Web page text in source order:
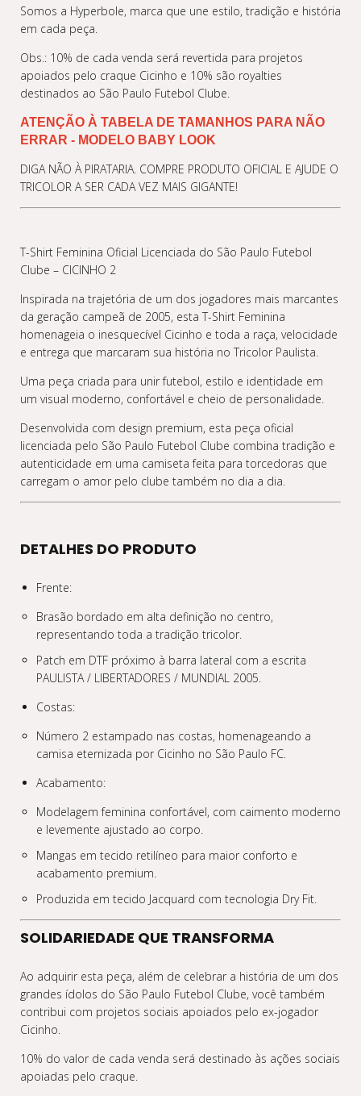
Somos a Hyperbole, marca que une estilo, tradição e história
em cada peça.
Obs.: 10% de cada venda será revertida para projetos
apoiados pelo craque Cicinho e 10% são royalties
destinados ao São Paulo Futebol Clube.
ATENÇÃO À TABELA DE TAMANHOS PARA NÃO
ERRAR - MODELO BABY LOOK
DIGA NÃO À PIRATARIA. COMPRE PRODUTO OFICIAL E AJUDE O
TRICOLOR A SER CADA VEZ MAIS GIGANTE!
T-Shirt Feminina Oficial Licenciada do São Paulo Futebol
Clube – CICINHO 2
Inspirada na trajetória de um dos jogadores mais marcantes
da geração campeã de 2005, esta T-Shirt Feminina
homenageia o inesquecível Cicinho e toda a raça, velocidade
e entrega que marcaram sua história no Tricolor Paulista.
Uma peça criada para unir futebol, estilo e identidade em
um visual moderno, confortável e cheio de personalidade.
Desenvolvida com design premium, esta peça oficial
licenciada pelo São Paulo Futebol Clube combina tradição e
autenticidade em uma camiseta feita para torcedoras que
carregam o amor pelo clube também no dia a dia.
DETALHES DO PRODUTO
Frente:
Brasão bordado em alta definição no centro,
representando toda a tradição tricolor.
Patch em DTF próximo à barra lateral com a escrita
PAULISTA / LIBERTADORES / MUNDIAL 2005.
Costas:
Número 2 estampado nas costas, homenageando a
camisa eternizada por Cicinho no São Paulo FC.
Acabamento:
Modelagem feminina confortável, com caimento moderno
e levemente ajustado ao corpo.
Mangas em tecido retilíneo para maior conforto e
acabamento premium.
Produzida em tecido Jacquard com tecnologia Dry Fit.
SOLIDARIEDADE QUE TRANSFORMA
Ao adquirir esta peça, além de celebrar a história de um dos
grandes ídolos do São Paulo Futebol Clube, você também
contribui com projetos sociais apoiados pelo ex-jogador
Cicinho.
10% do valor de cada venda será destinado às ações sociais
apoiadas pelo craque.